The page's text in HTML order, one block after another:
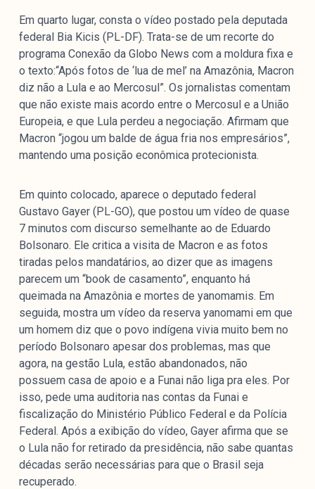
Em quarto lugar, consta o vídeo postado pela deputada
federal Bia Kicis (PL-DF). Trata-se de um recorte do
programa Conexão da Globo News com a moldura fixa e
o texto:“Após fotos de ‘lua de mel’ na Amazônia, Macron
diz não a Lula e ao Mercosul”. Os jornalistas comentam
que não existe mais acordo entre o Mercosul e a União
Europeia, e que Lula perdeu a negociação. Afirmam que
Macron “jogou um balde de água fria nos empresários”,
mantendo uma posição econômica protecionista.
Em quinto colocado, aparece o deputado federal
Gustavo Gayer (PL-GO), que postou um vídeo de quase
7 minutos com discurso semelhante ao de Eduardo
Bolsonaro. Ele critica a visita de Macron e as fotos
tiradas pelos mandatários, ao dizer que as imagens
parecem um “book de casamento”, enquanto há
queimada na Amazônia e mortes de yanomamis. Em
seguida, mostra um vídeo da reserva yanomami em que
um homem diz que o povo indígena vivia muito bem no
período Bolsonaro apesar dos problemas, mas que
agora, na gestão Lula, estão abandonados, não
possuem casa de apoio e a Funai não liga pra eles. Por
isso, pede uma auditoria nas contas da Funai e
fiscalização do Ministério Público Federal e da Polícia
Federal. Após a exibição do vídeo, Gayer afirma que se
o Lula não for retirado da presidência, não sabe quantas
décadas serão necessárias para que o Brasil seja
recuperado.